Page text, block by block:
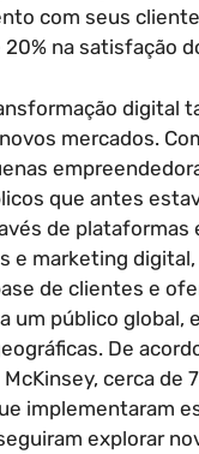
com seus
na satisfação
digital
mercados.
que antes
de plataformas
e marketing
de clientes e
um público global,
De
cerca de
implementaram
explorar